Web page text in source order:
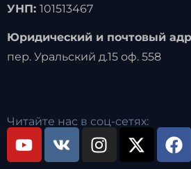
УНП: 101513467
Юридический и почтовый
пер. Уральский д.15 оф. 558
Читайте нас в соц-сетях: